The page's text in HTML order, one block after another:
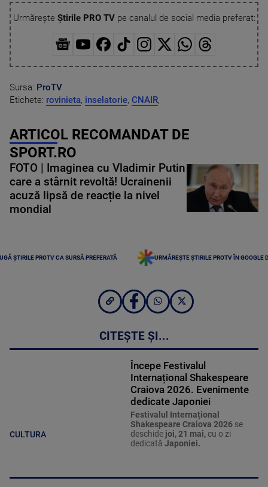
Urmărește Știrile PRO TVpe canalul de social media preferat:
Sursa: ProTV
Etichete: rovinieta, inselatorie, CNAIR,
ARTICOL RECOMANDAT DE
SPORT.RO
FOTO | Imaginea cu Vladimir Putin
care a stârnit revoltă! Ucrainenii
acuză lipsă de reacție la nivel
mondial
ȘTIRILE PROTV CA SURSĂ PREFERATĂ URMĂREȘTE ȘTIRILE PROTV ÎN GOOGLE
CITEȘTE ȘI...
CULTURA
Începe Festivalul
Internațional Shakespeare
Craiova 2026. Evenimente
dedicate Japoniei
Festivalul Internațional
Shakespeare Craiova 2026se
deschidejoi, 21 mai,cu o zi
dedicată Japoniei.